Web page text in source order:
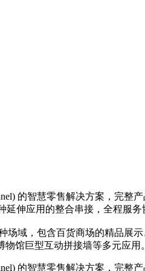
的智慧零售解决方案，完整
延伸应用的整合串接，全程
，包含百货商场的精品展示
博物馆巨型互动拼接墙等多元应用。
的智慧零售解决方案，完整